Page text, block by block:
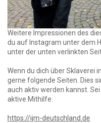
Weitere Impressionen des
du auf Instagram unter dem
unter der unten verlinkten
Wenn du dich über Sklaverei
gerne folgende Seiten. Dies
auch aktiv werden kannst.
aktive Mithilfe:
https://ijm-deutschland.de